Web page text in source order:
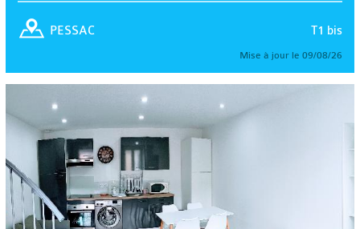
T1 bis
PESSAC
Mise à jour le 09/08/26